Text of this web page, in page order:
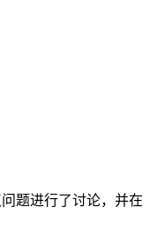
题进行了讨论，并在